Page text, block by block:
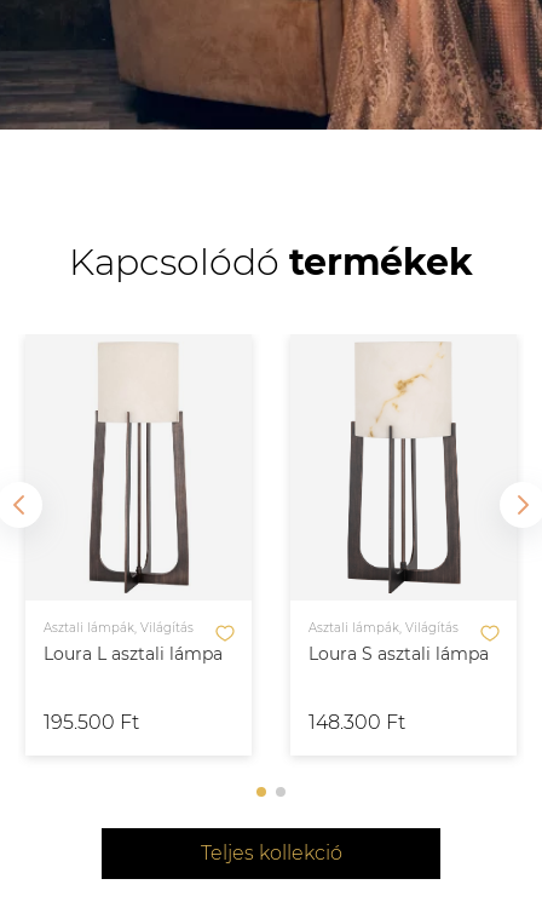
Kapcsolódó termékek
Loura L asztali lámpa
Asztali lámpák, Világítás
195.500 Ft
Loura S asztali lámpa
Asztali lámpák, Világítás
148.300 Ft
Teljes kollekció